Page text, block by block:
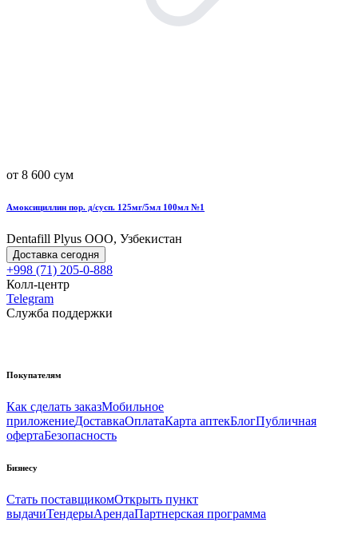
от 8 600 сум
Амоксициллин пор. д/сусп. 125мг/5мл 100мл №1
Dentafill Plyus OOO, Узбекистан
Доставка сегодня
+998 (71) 205-0-888
Колл-центр
Telegram
Служба поддержки
Покупателям
Как сделать заказМобильное
приложениеДоставкаОплатаКарта аптекБлогПубличная
офертаБезопасность
Бизнесу
Стать поставщикомОткрыть пункт
выдачиТендерыАрендаПартнерская программа